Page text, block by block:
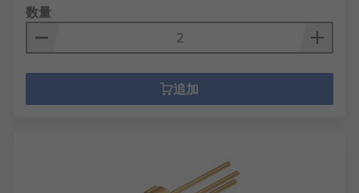
数量
追加